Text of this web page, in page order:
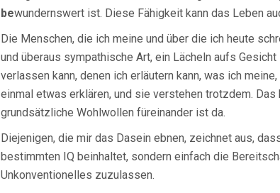
bewundernswert ist. Diese Fähigkeit kann das Leben
Die Menschen, die ich meine und über die ich heute
und überaus sympathische Art, ein Lächeln aufs
verlassen kann, denen ich erläutern kann, was ich
einmal etwas erklären, und sie verstehen trotzdem.
grundsätzliche Wohlwollen füreinander ist da.
Diejenigen, die mir das Dasein ebnen, zeichnet aus,
bestimmten IQ beinhaltet, sondern einfach die
Unkonventionelles zuzulassen.